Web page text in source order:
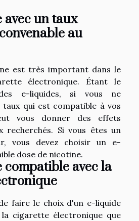
avec un taux
au
est très important dans le
électronique. Étant le
e-liquides, si vous ne
taux qui est compatible à vos
vous donner des effets
recherchés. Si vous êtes un
vous devez choisir un e-
dose de nicotine.
compatible avec la
faire le choix d'un e-liquide
cigarette électronique que